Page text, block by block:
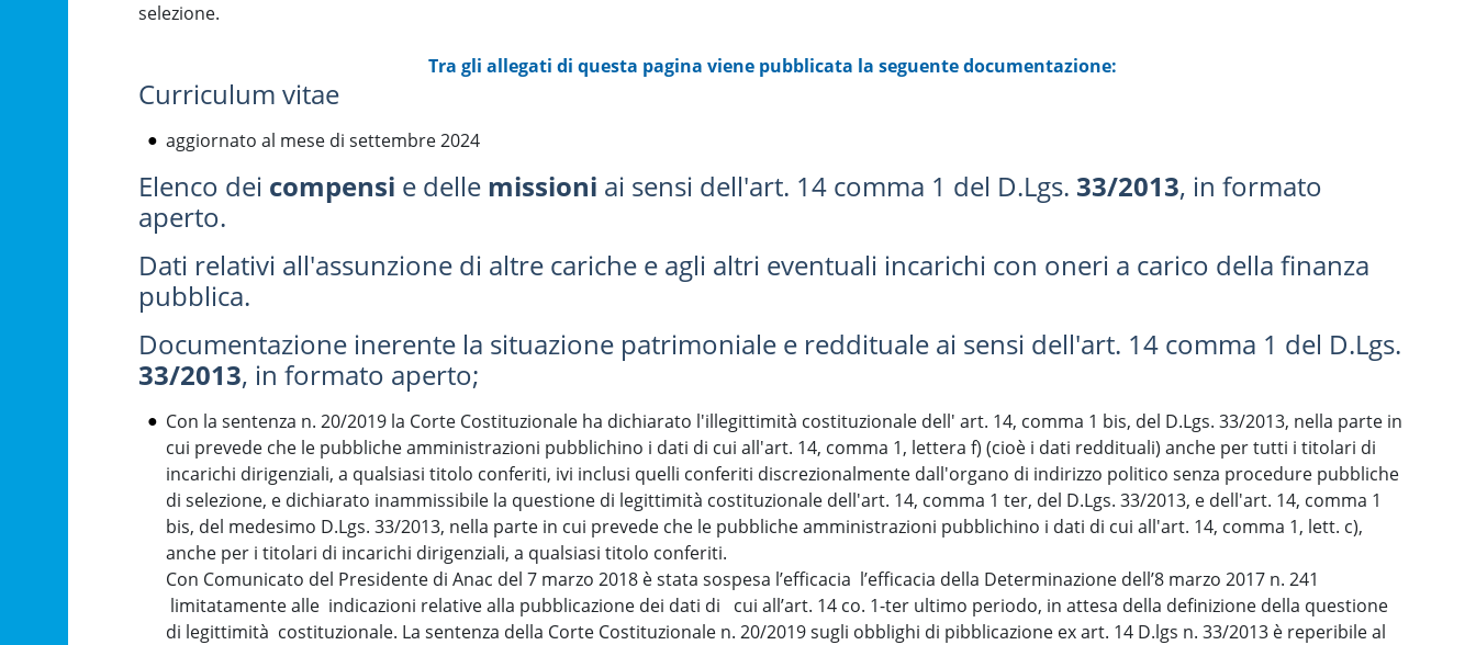
selezione.
Tra gli allegati di questa pagina viene pubblicata la seguente documentazione:
Curriculum vitae
aggiornato al mese di settembre 2024
Elenco dei compensi e delle missioni ai sensi dell'art. 14 comma 1 del D.Lgs. 33/2013, in formato
aperto.
Dati relativi all'assunzione di altre cariche e agli altri eventuali incarichi con oneri a carico della finanza
pubblica.
Documentazione inerente la situazione patrimoniale e reddituale ai sensi dell'art. 14 comma 1 del D.Lgs.
33/2013, in formato aperto;
Con la sentenza n. 20/2019 la Corte Costituzionale ha dichiarato l'illegittimità costituzionale dell' art. 14, comma 1 bis, del D.Lgs. 33/2013, nella parte in
cui prevede che le pubbliche amministrazioni pubblichino i dati di cui all'art. 14, comma 1, lettera f) (cioè i dati reddituali) anche per tutti i titolari di
incarichi dirigenziali, a qualsiasi titolo conferiti, ivi inclusi quelli conferiti discrezionalmente dall'organo di indirizzo politico senza procedure pubbliche
di selezione, e dichiarato inammissibile la questione di legittimità costituzionale dell'art. 14, comma 1 ter, del D.Lgs. 33/2013, e dell'art. 14, comma 1
bis, del medesimo D.Lgs. 33/2013, nella parte in cui prevede che le pubbliche amministrazioni pubblichino i dati di cui all'art. 14, comma 1, lett. c),
anche per i titolari di incarichi dirigenziali, a qualsiasi titolo conferiti.
Con Comunicato del Presidente di Anac del 7 marzo 2018 è stata sospesa l’efficacia l’efficacia della Determinazione dell’8 marzo 2017 n. 241
limitatamente alle indicazioni relative alla pubblicazione dei dati di cui all’art. 14 co. 1-ter ultimo periodo, in attesa della definizione della questione
di legittimità costituzionale. La sentenza della Corte Costituzionale n. 20/2019 sugli obblighi di pibblicazione ex art. 14 D.lgs n. 33/2013 è reperibile al